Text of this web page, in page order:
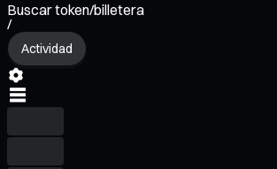
Buscar token/billetera
/
Actividad